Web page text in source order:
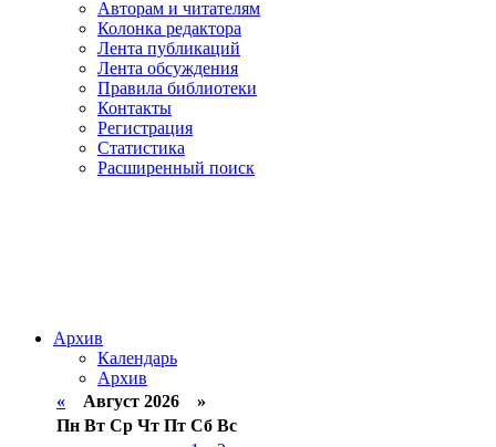
Авторам и читателям
Колонка редактора
Лента публикаций
Лента обсуждения
Правила библиотеки
Контакты
Регистрация
Статистика
Расширенный поиск
Архив
Календарь
Архив
« Август 2026 »
Пн Вт Ср Чт Пт Сб Вс